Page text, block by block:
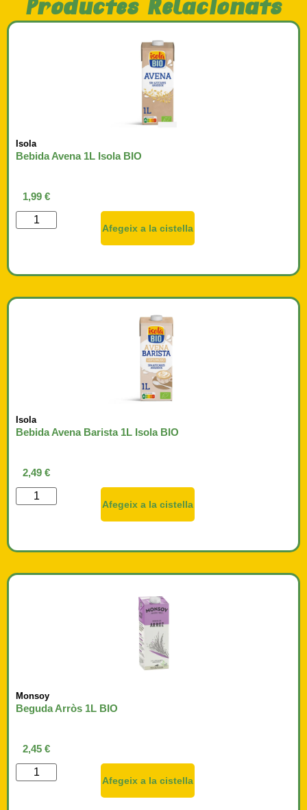
Productes Relacionats
Isola
Bebida Avena 1L Isola BIO
1,99 €
Afegeix a la cistella
Isola
Bebida Avena Barista 1L Isola BIO
2,49 €
Afegeix a la cistella
Monsoy
Beguda Arròs 1L BIO
2,45 €
Afegeix a la cistella